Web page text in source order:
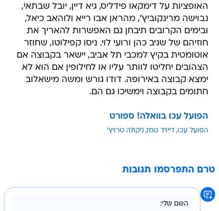
האופציות על דימקאו פידליס, גיא דיין, יובל שבתאי,
נבוישה מרינקוביץ', מהראן אבו רייא ולוהאב כיאל,
ובימים הקרובים תיבחן גם האפשרות להאריך את
חוזיהם של שגיב כהן ורועי לוי. ניסו קפילוטו, שחוזר
אוטומטית בקיץ למכבי תל אביב, יישאר בקבוצה אם
הצהובים יחליטו לוותר עליו או לחילופין אם הוא לא
ימצא קבוצה באירופה. דודו גורש ומשה מישאלוב
חתומים בקבוצה וימשיכו גם הם.
הפועל עכו בוואלה! ספורט
הפועל עכו דייויד גומז ניקולה טרויץ'
טרם התפרסמו תגובות